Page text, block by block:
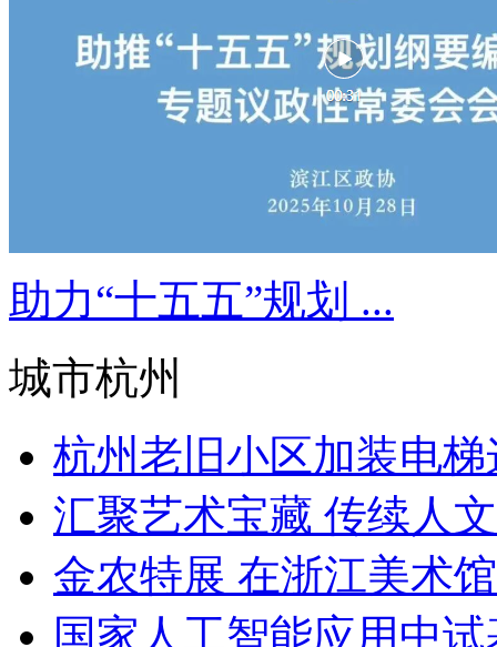
助力“十五五”规划 ...
城市杭州
杭州老旧小区加装电
汇聚艺术宝藏 传续人
金农特展 在浙江美术
国家人工智能应用中